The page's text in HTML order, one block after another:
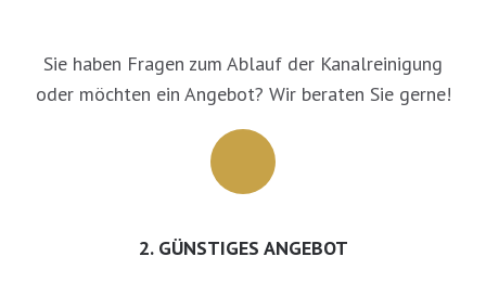
Sie haben Fragen zum Ablauf der Kanalreinigung
oder möchten ein Angebot? Wir beraten Sie gerne!
2. GÜNSTIGES ANGEBOT